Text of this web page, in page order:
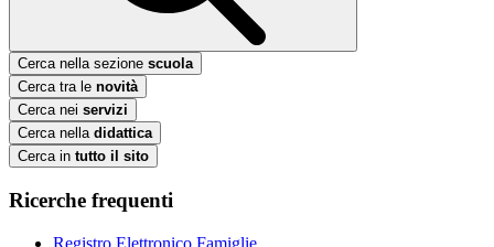
Cerca nella sezione scuola
Cerca tra le novità
Cerca nei servizi
Cerca nella didattica
Cerca in tutto il sito
Ricerche frequenti
Registro Elettronico Famiglie